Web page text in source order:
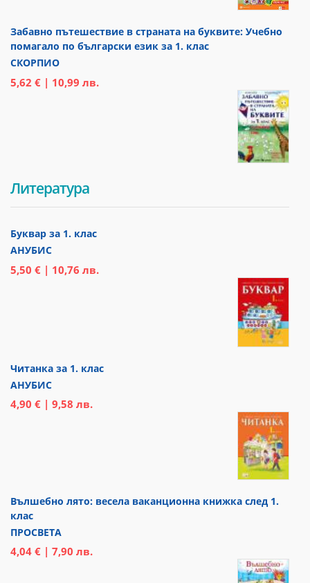
Забавно пътешествие в страната на буквите: Учебно
помагало по български език за 1. клас
СКОРПИО
5,62 € | 10,99 лв.
Литература
Буквар за 1. клас
АНУБИС
5,50 € | 10,76 лв.
Читанка за 1. клас
АНУБИС
4,90 € | 9,58 лв.
Вълшебно лято: весела ваканционна книжка след 1.
клас
ПРОСВЕТА
4,04 € | 7,90 лв.